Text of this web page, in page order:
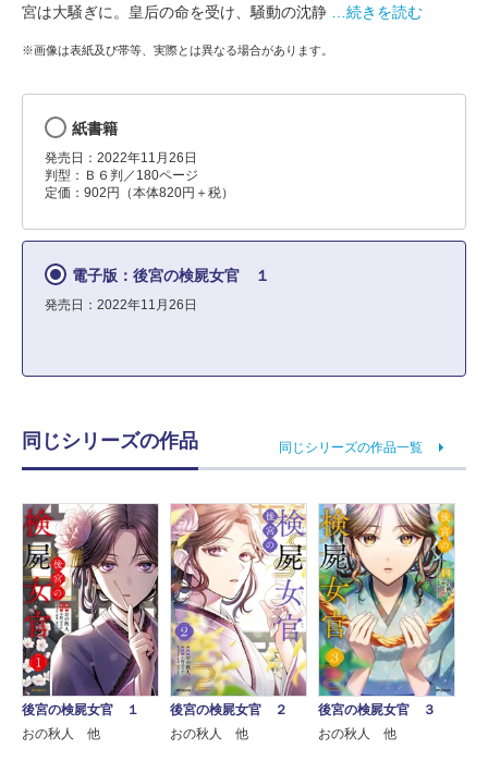
宮は大騒ぎに。皇后の命を受け、騒動の沈静
…続きを読む
※画像は表紙及び帯等、実際とは異なる場合があります。
紙書籍
発売日：2022年11月26日
判型：Ｂ６判／180ページ
定価：902円（本体820円＋税）
電子版：後宮の検屍女官 １
発売日：2022年11月26日
同じシリーズの作品 同じシリーズの作品一覧
後宮の検屍女官 １
おの秋人 他
後宮の検屍女官 ２
おの秋人 他
後宮の検屍女官 ３
おの秋人 他